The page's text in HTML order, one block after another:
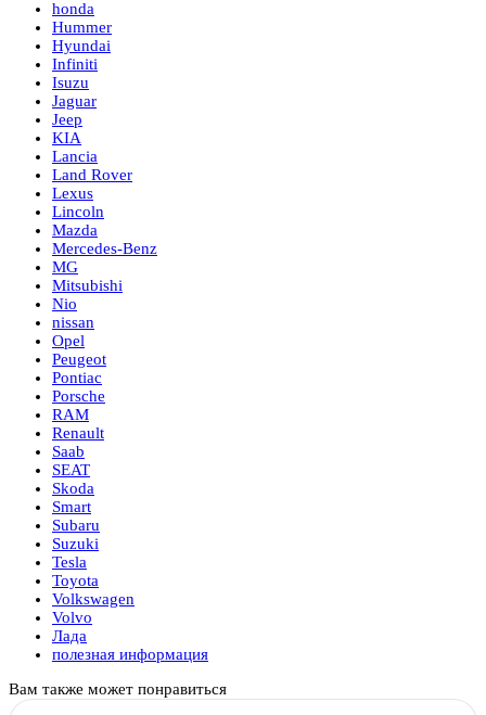
honda
Hummer
Hyundai
Infiniti
Isuzu
Jaguar
Jeep
KIA
Lancia
Land Rover
Lexus
Lincoln
Mazda
Mercedes-Benz
MG
Mitsubishi
Nio
nissan
Opel
Peugeot
Pontiac
Porsche
RAM
Renault
Saab
SEAT
Skoda
Smart
Subaru
Suzuki
Tesla
Toyota
Volkswagen
Volvo
Лада
полезная информация
Вам также может понравиться